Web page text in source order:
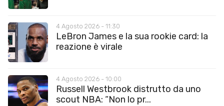
4 Agosto 2026 - 11:30
LeBron James e la sua rookie card: la
reazione è virale
4 Agosto 2026 - 10:00
Russell Westbrook distrutto da uno
scout NBA: “Non lo pr...